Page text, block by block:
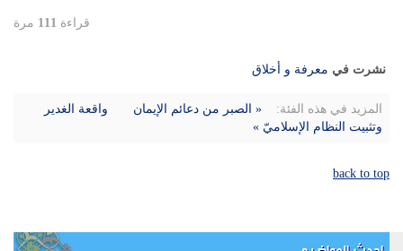
قراءة 111 مرة
نشرت في معرفة و أخلاق
المزيد في هذه الفئة: « الصبر من دعائم الإيمان
واقعة الغدير
وتثبيت النظام الإسلاميّ »
back to top